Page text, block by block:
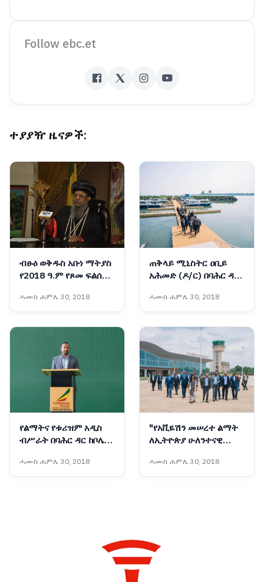
Follow ebc.et
ተያያዥ ዜናዎች:
ብፁዕ ወቅዱስ አቡነ ማትያስ
የ2018 ዓ.ም የጾመ ፍልሰታን
መልዕክት አስተላለፉ
ሓሙስ ሐምሌ 30, 2018
ጠቅላይ ሚኒስትር ዐቢይ
አሕመድ (ዶ/ር) በባሕር ዳር
ቦታዎችን ጎበኙ
ሓሙስ ሐምሌ 30, 2018
የልማትና የቱሪዝም አዲስ
ብሥራት በባሕር ዳር ከቦሌ
የአውሮፕላን ማረፊያ
ተርሚናል ተመረቀ
ሓሙስ ሐምሌ 30, 2018
"የአቪዬሽን መሠረተ ልማት
ለኢትዮጵያ ሁለንተናዊ
ምክትል ጠቅላይ ሚኒስትር
ተመስገን ጥሩነህ
ሓሙስ ሐምሌ 30, 2018